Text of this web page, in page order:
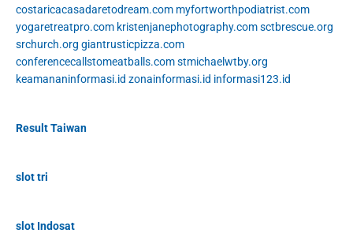
costaricacasadaretodream.com myfortworthpodiatrist.com
yogaretreatpro.com kristenjanephotography.comsctbrescue.org
srchurch.org giantrusticpizza.com
conferencecallstomeatballs.comstmichaelwtby.org
keamananinformasi.id zonainformasi.id informasi123.id
Result Taiwan
slot tri
slot Indosat